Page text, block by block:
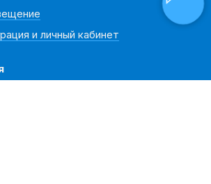
и личный кабинет